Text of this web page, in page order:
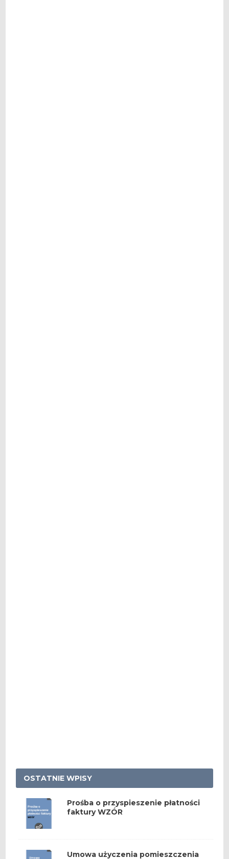
OSTATNIE WPISY
Prośba o przyspieszenie płatności
faktury WZÓR
Umowa użyczenia pomieszczenia